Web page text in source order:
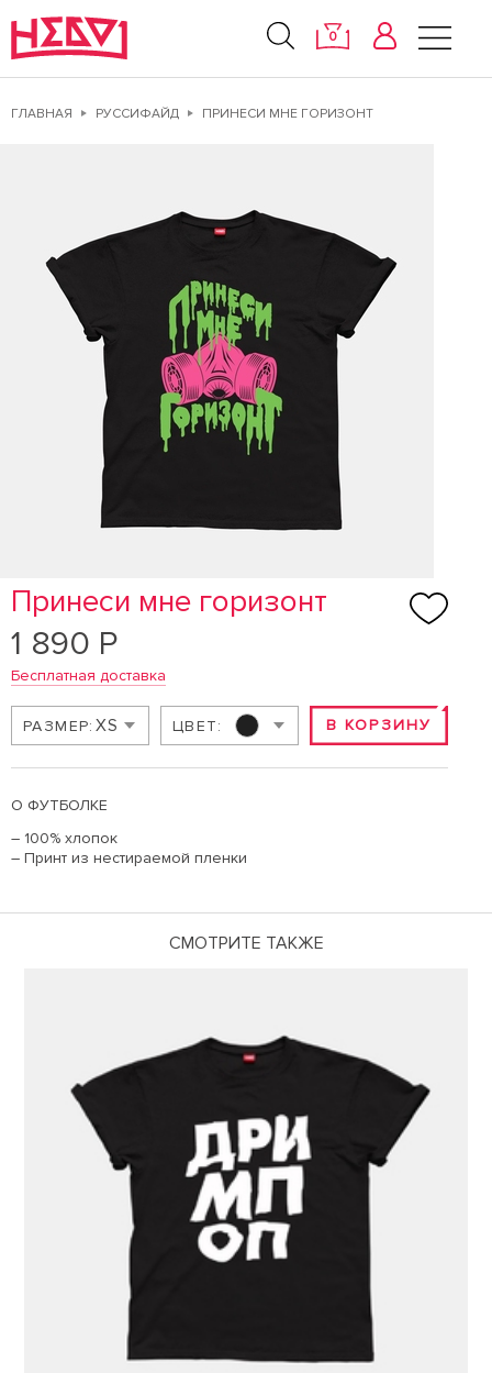
0
ГЛАВНАЯ РУССИФАЙД ПРИНЕСИ МНЕ ГОРИЗОНТ
Принеси мне горизонт
1 890 Р
Бесплатная доставка
В КОРЗИНУ
РАЗМЕР: XS ЦВЕТ:
О ФУТБОЛКЕ
– 100% хлопок
– Принт из нестираемой пленки
СМОТРИТЕ ТАКЖЕ